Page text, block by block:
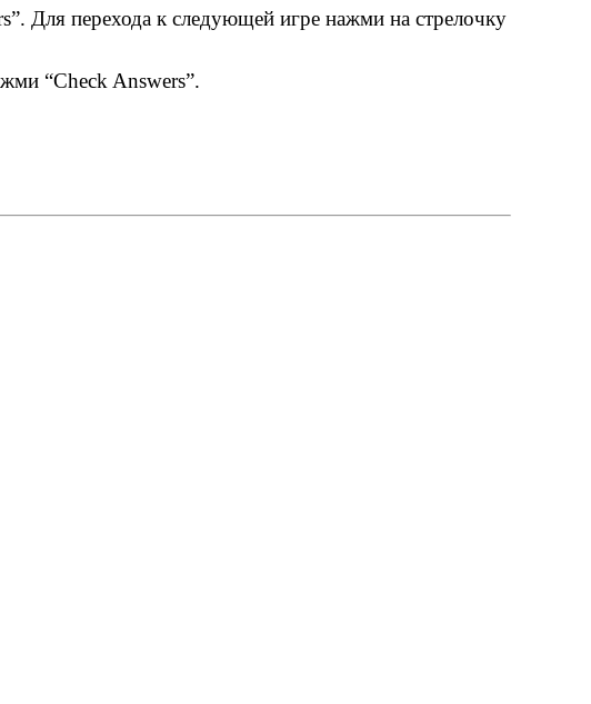
Для перехода к следующей игре нажми на стрелочку
“Check Answers”.